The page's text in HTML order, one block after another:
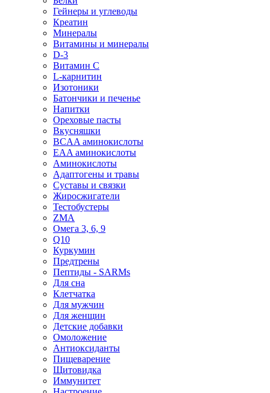
Гейнеры и углеводы
Креатин
Минералы
Витамины и минералы
D-3
Витамин С
L-карнитин
Изотоники
Батончики и печенье
Напитки
Ореховые пасты
Вкусняшки
BCAA аминокислоты
EAA аминокислоты
Аминокислоты
Адаптогены и травы
Суставы и связки
Жиросжигатели
Тестобустеры
ZMA
Омега 3, 6, 9
Q10
Куркумин
Предтрены
Пептиды - SARMs
Для сна
Клетчатка
Для мужчин
Для женщин
Детские добавки
Омоложение
Антиоксиданты
Пищеварение
Щитовидка
Иммунитет